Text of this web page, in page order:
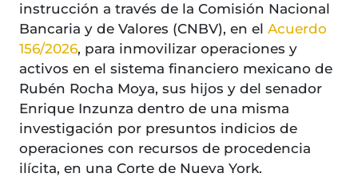
instrucción a través de la Comisión Nacional
Bancaria y de Valores (CNBV), en el Acuerdo
156/2026, para inmovilizar operaciones y
activos en el sistema financiero mexicano de
Rubén Rocha Moya, sus hijos y del senador
Enrique Inzunza dentro de una misma
investigación por presuntos indicios de
operaciones con recursos de procedencia
ilícita, en una Corte de Nueva York.